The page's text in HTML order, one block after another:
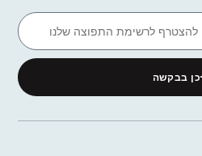
כן בבקשה